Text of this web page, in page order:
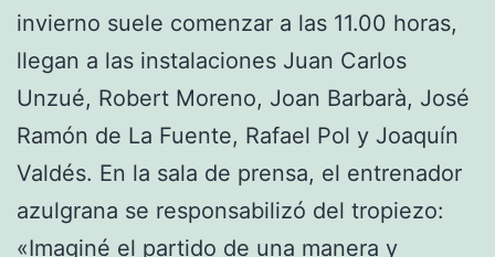
invierno suele comenzar a las 11.00 horas,
llegan a las instalaciones Juan Carlos
Unzué, Robert Moreno, Joan Barbarà, José
Ramón de La Fuente, Rafael Pol y Joaquín
Valdés. En la sala de prensa, el entrenador
azulgrana se responsabilizó del tropiezo:
«Imaginé el partido de una manera y